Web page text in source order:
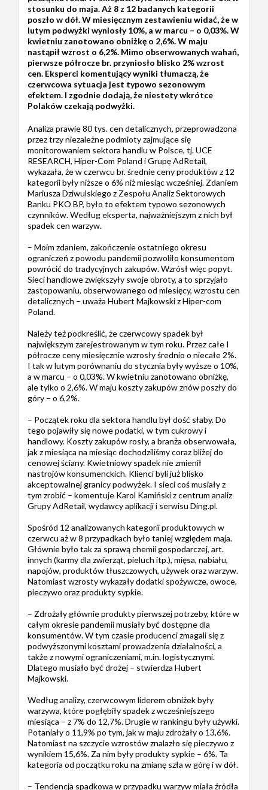
stosunku do maja. Aż 8 z 12 badanych kategorii
poszło w dół. W miesięcznym zestawieniu widać, że w
lutym podwyżki wyniosły 10%, a w marcu – o 0,03%. W
kwietniu zanotowano obniżkę o 2,6%. W maju
nastąpił wzrost o 6,2%. Mimo obserwowanych wahań,
pierwsze półrocze br. przyniosło blisko 2% wzrost
cen. Eksperci komentujący wyniki tłumaczą, że
czerwcowa sytuacja jest typowo sezonowym
efektem. I zgodnie dodają, że niestety wkrótce
Polaków czekają podwyżki.
Analiza prawie 80 tys. cen detalicznych, przeprowadzona
przez trzy niezależne podmioty zajmujące się
monitorowaniem sektora handlu w Polsce, tj. UCE
RESEARCH, Hiper-Com Poland i Grupę AdRetail,
wykazała, że w czerwcu br. średnie ceny produktów z 12
kategorii były niższe o 6% niż miesiąc wcześniej. Zdaniem
Mariusza Dziwulskiego z Zespołu Analiz Sektorowych
Banku PKO BP, było to efektem typowo sezonowych
czynników. Według eksperta, najważniejszym z nich był
spadek cen warzyw.
– Moim zdaniem, zakończenie ostatniego okresu
ograniczeń z powodu pandemii pozwoliło konsumentom
powrócić do tradycyjnych zakupów. Wzrósł więc popyt.
Sieci handlowe zwiększyły swoje obroty, a to sprzyjało
zastopowaniu, obserwowanego od miesięcy, wzrostu cen
detalicznych – uważa Hubert Majkowski z Hiper-com
Poland.
Należy też podkreślić, że czerwcowy spadek był
największym zarejestrowanym w tym roku. Przez całe I
półrocze ceny miesięcznie wzrosły średnio o niecałe 2%.
I tak w lutym porównaniu do stycznia były wyższe o 10%,
a w marcu – o 0,03%. W kwietniu zanotowano obniżkę,
ale tylko o 2,6%. W maju koszty zakupów znów poszły do
góry – o 6,2%.
– Początek roku dla sektora handlu był dość słaby. Do
tego pojawiły się nowe podatki, w tym cukrowy i
handlowy. Koszty zakupów rosły, a branża obserwowała,
jak z miesiąca na miesiąc dochodziliśmy coraz bliżej do
cenowej ściany. Kwietniowy spadek nie zmienił
nastrojów konsumenckich. Klienci byli już blisko
akceptowalnej granicy podwyżek. I sieci coś musiały z
tym zrobić – komentuje Karol Kamiński z centrum analiz
Grupy AdRetail, wydawcy aplikacji i serwisu Ding.pl.
Spośród 12 analizowanych kategorii produktowych w
czerwcu aż w 8 przypadkach było taniej względem maja.
Głównie było tak za sprawą chemii gospodarczej, art.
innych (karmy dla zwierząt, pieluch itp.), mięsa, nabiału,
napojów, produktów tłuszczowych, używek oraz warzyw.
Natomiast wzrosty wykazały dodatki spożywcze, owoce,
pieczywo oraz produkty sypkie.
– Zdrożały głównie produkty pierwszej potrzeby, które w
całym okresie pandemii musiały być dostępne dla
konsumentów. W tym czasie producenci zmagali się z
podwyższonymi kosztami prowadzenia działalności, a
także z nowymi ograniczeniami, m.in. logistycznymi.
Dlatego musiało być drożej – stwierdza Hubert
Majkowski.
Według analizy, czerwcowym liderem obniżek były
warzywa, które pogłębiły spadek z wcześniejszego
miesiąca – z 7% do 12,7%. Drugie w rankingu były używki.
Potaniały o 11,9% po tym, jak w maju zdrożały o 13,6%.
Natomiast na szczycie wzrostów znalazło się pieczywo z
wynikiem 15,6%. Za nim były produkty sypkie – 6%. Ta
kategoria od początku roku na zmianę szła w górę i w dół.
– Tendencja spadkowa w przypadku warzyw miała źródła